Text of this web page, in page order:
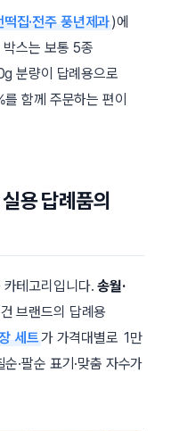
집·전주 풍년제과)에
스는 보통 5종
분량이 답례용으로
함께 주문하는 편이
용 답례품의
카테고리입니다.송월·
브랜드의 답례용
세트가 가격대별로 1만
·팔순 표기·맞춤 자수가